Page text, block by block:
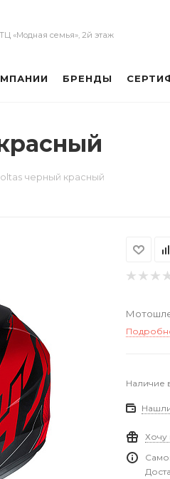
«Модная семья», 2й этаж
БРЕНДЫ
черный красный
Наличие
Хочу